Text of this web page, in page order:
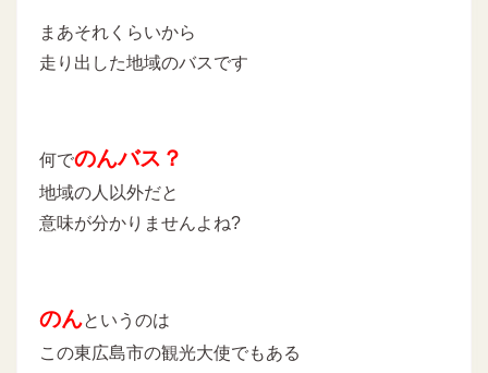
まあそれくらいから
走り出した地域のバスです
何でのんバス？
地域の人以外だと
意味が分かりませんよね?
のんというのは
この東広島市の観光大使でもある